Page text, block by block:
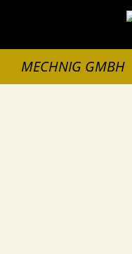
MECHNIG GMBH